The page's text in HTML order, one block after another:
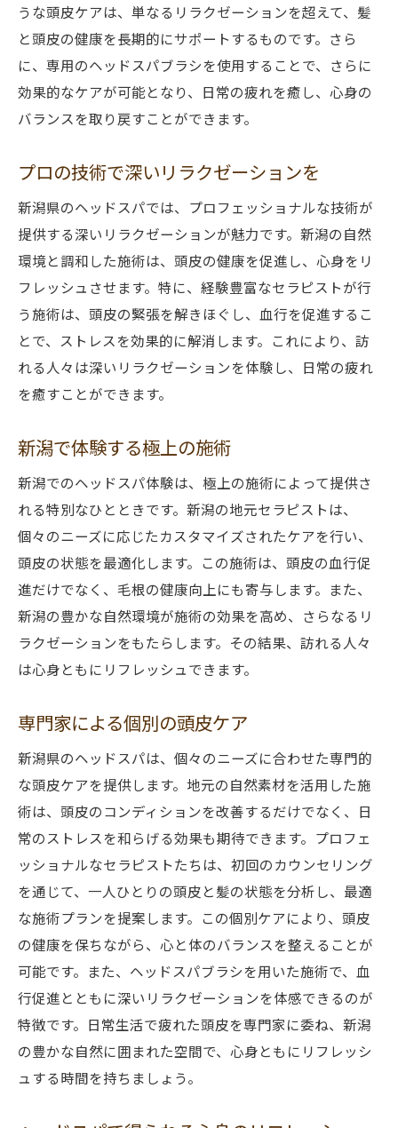
うな頭皮ケアは、単なるリラクゼーションを超えて、髪
と頭皮の健康を長期的にサポートするものです。さら
に、専用のヘッドスパブラシを使用することで、さらに
効果的なケアが可能となり、日常の疲れを癒し、心身の
バランスを取り戻すことができます。
プロの技術で深いリラクゼーションを
新潟県のヘッドスパでは、プロフェッショナルな技術が
提供する深いリラクゼーションが魅力です。新潟の自然
環境と調和した施術は、頭皮の健康を促進し、心身をリ
フレッシュさせます。特に、経験豊富なセラピストが行
う施術は、頭皮の緊張を解きほぐし、血行を促進するこ
とで、ストレスを効果的に解消します。これにより、訪
れる人々は深いリラクゼーションを体験し、日常の疲れ
を癒すことができます。
新潟で体験する極上の施術
新潟でのヘッドスパ体験は、極上の施術によって提供さ
れる特別なひとときです。新潟の地元セラピストは、
個々のニーズに応じたカスタマイズされたケアを行い、
頭皮の状態を最適化します。この施術は、頭皮の血行促
進だけでなく、毛根の健康向上にも寄与します。また、
新潟の豊かな自然環境が施術の効果を高め、さらなるリ
ラクゼーションをもたらします。その結果、訪れる人々
は心身ともにリフレッシュできます。
専門家による個別の頭皮ケア
新潟県のヘッドスパは、個々のニーズに合わせた専門的
な頭皮ケアを提供します。地元の自然素材を活用した施
術は、頭皮のコンディションを改善するだけでなく、日
常のストレスを和らげる効果も期待できます。プロフェ
ッショナルなセラピストたちは、初回のカウンセリング
を通じて、一人ひとりの頭皮と髪の状態を分析し、最適
な施術プランを提案します。この個別ケアにより、頭皮
の健康を保ちながら、心と体のバランスを整えることが
可能です。また、ヘッドスパブラシを用いた施術で、血
行促進とともに深いリラクゼーションを体感できるのが
特徴です。日常生活で疲れた頭皮を専門家に委ね、新潟
の豊かな自然に囲まれた空間で、心身ともにリフレッシ
ュする時間を持ちましょう。